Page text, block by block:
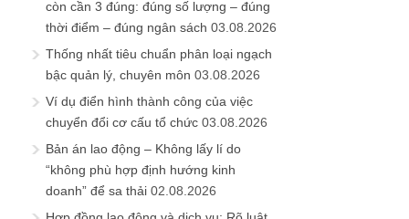
còn cần 3 đúng: đúng số lượng – đúng
thời điểm – đúng ngân sách 03.08.2026
Thống nhất tiêu chuẩn phân loại ngạch
bậc quản lý, chuyên môn 03.08.2026
Ví dụ điển hình thành công của việc
chuyển đổi cơ cấu tổ chức 03.08.2026
Bản án lao động – Không lấy lí do
“không phù hợp định hướng kinh
doanh” để sa thải 02.08.2026